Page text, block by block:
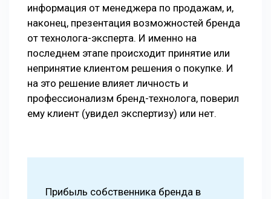
информация от менеджера по продажам, и,
наконец, презентация возможностей бренда
от технолога-эксперта. И именно на
последнем этапе происходит принятие или
непринятие клиентом решения о покупке. И
на это решение влияет личность и
профессионализм бренд-технолога, поверил
ему клиент (увидел экспертизу) или нет.
Прибыль собственника бренда в